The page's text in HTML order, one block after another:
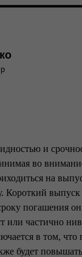
и
во
на
Короткий выпуск
погашения он
или частично
в том,
будет